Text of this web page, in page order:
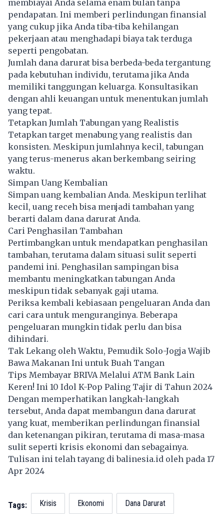
membiayai Anda selama enam bulan tanpa
pendapatan. Ini memberi perlindungan finansial
yang cukup jika Anda tiba-tiba kehilangan
pekerjaan atau menghadapi biaya tak terduga
seperti pengobatan.
Jumlah dana darurat bisa berbeda-beda tergantung
pada kebutuhan individu, terutama jika Anda
memiliki tanggungan keluarga. Konsultasikan
dengan ahli keuangan untuk menentukan jumlah
yang tepat.
Tetapkan Jumlah Tabungan yang Realistis
Tetapkan target menabung yang realistis dan
konsisten. Meskipun jumlahnya kecil, tabungan
yang terus-menerus akan berkembang seiring
waktu.
Simpan Uang Kembalian
Simpan uang kembalian Anda. Meskipun terlihat
kecil, uang receh bisa menjadi tambahan yang
berarti dalam dana darurat Anda.
Cari Penghasilan Tambahan
Pertimbangkan untuk mendapatkan penghasilan
tambahan, terutama dalam situasi sulit seperti
pandemi ini. Penghasilan sampingan bisa
membantu meningkatkan tabungan Anda
meskipun tidak sebanyak gaji utama.
Periksa kembali kebiasaan pengeluaran Anda dan
cari cara untuk menguranginya. Beberapa
pengeluaran mungkin tidak perlu dan bisa
dihindari.
Tak Lekang oleh Waktu, Pemudik Solo-Jogja Wajib
Bawa Makanan Ini untuk Buah Tangan
Tips Membayar BRIVA Melalui ATM Bank Lain
Keren! Ini 10 Idol K-Pop Paling Tajir di Tahun 2024
Dengan memperhatikan langkah-langkah
tersebut, Anda dapat membangun dana darurat
yang kuat, memberikan perlindungan finansial
dan ketenangan pikiran, terutama di masa-masa
sulit seperti krisis ekonomi dan sebagainya.
Tulisan ini telah tayang dibalinesia.id oleh pada 17
Apr 2024
Tags: Krisis Ekonomi Dana Darurat